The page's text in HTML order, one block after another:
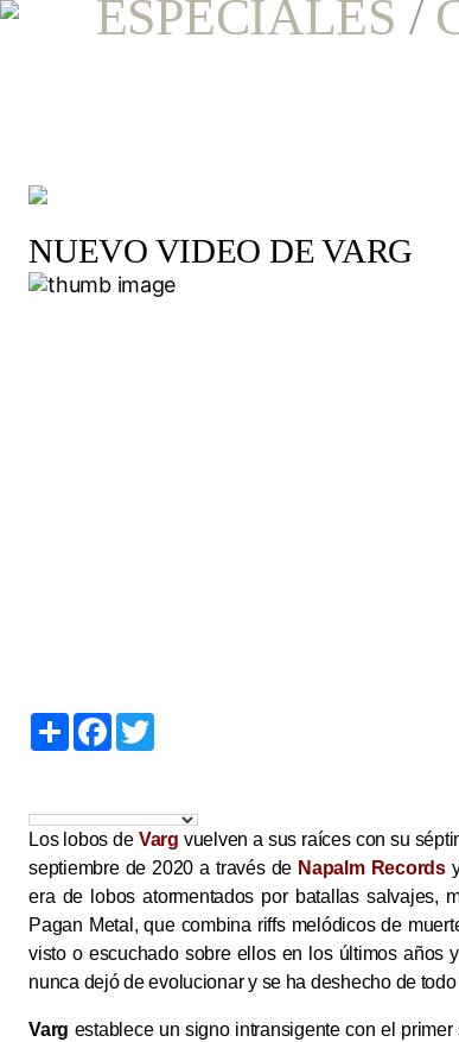
ESPECIALES /
NUEVO VIDEO DE VARG
S
h
F
a
o
o
e
r
Los lobos de Varg vuelven a sus raíces con su
septiembre de 2020 a través de Napalm Recordsy
era de lobos atormentados por batallas salvajes,
Pagan Metal, que combina riffs melódicos de
visto o escuchado sobre ellos en los últimos años
nunca dejó de evolucionar y se ha deshecho de
Varg establece un signo intransigente con el